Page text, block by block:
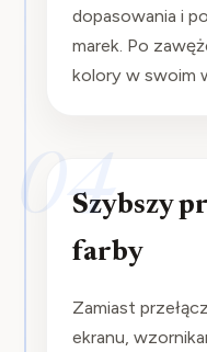
dopasowania i
marek. Po
kolory w swoim
04
Szybszy
farby
Zamiast
ekranu,